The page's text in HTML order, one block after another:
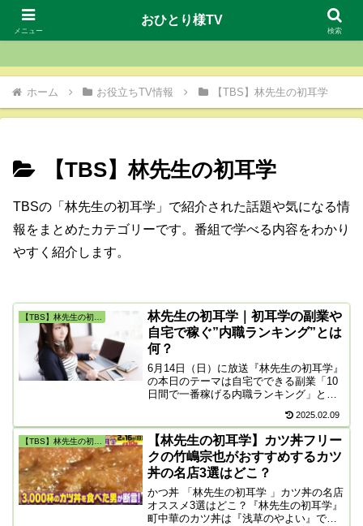
おひとり様TV
ホーム お役立ちTV情報 【TBS】林先生の初耳学
【TBS】林先生の初耳学
TBSの「林先生の初耳学」で紹介された話題や気になる情
報をまとめたカテゴリーです。番組で学べる内容をわかり
やすく紹介します。
林先生の初耳学｜初耳学の副業や
自宅で稼ぐ”内職ランキング”とは
何？
6月14日（日）に放送『林先生の初耳学』
の本日のテーマは自宅でできる副業「10
日間で一番稼げる内職ランキング」と
す。「CDパッケージの組み立て」「モー
ニングコール」「愚痴聞き」「キャッチ
コピーの応募】に挑戦する。
2025.02.09
【林先生の初耳学】カツ丼フリー
クの竹嶋宗也がおすすめするカツ
丼の名店3選はどこ？
かつ丼 「林先生の初耳学 」カツ丼の名店
オススメ3選はどこ？『林先生の初耳学』
町中華のカツ丼は『浅草のやよい』で
メニュー
おひとり様TV
検索